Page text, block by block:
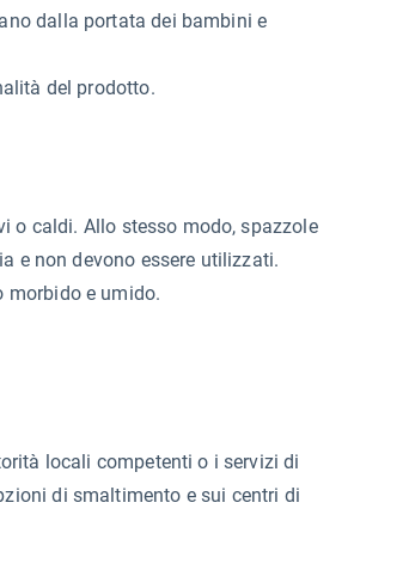
dalla portata dei bambini e
del prodotto.
o caldi. Allo stesso modo, spazzole
e non devono essere utilizzati.
morbido e umido.
locali competenti o i servizi di
di smaltimento e sui centri di